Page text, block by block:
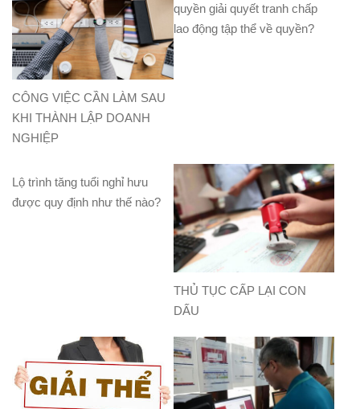
CÔNG VIỆC CẦN LÀM SAU
KHI THÀNH LẬP DOANH
NGHIỆP
quyền giải quyết tranh chấp
lao động tập thể về quyền?
Lộ trình tăng tuổi nghỉ hưu
được quy định như thế nào?
THỦ TỤC CẤP LẠI CON
DẤU